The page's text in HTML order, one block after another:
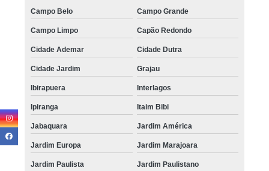
Campo Belo Campo Grande
Campo Limpo Capão Redondo
Cidade Ademar Cidade Dutra
Cidade Jardim Grajau
Ibirapuera Interlagos
Ipiranga Itaim Bibi
Jabaquara Jardim América
Jardim Europa Jardim Marajoara
Jardim Paulista Jardim Paulistano